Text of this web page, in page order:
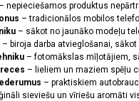
– nepieciešamos produktus
– tradicionālos mobilos
– sākot no jaunāko modeļu
– biroja darba atvieglošanai,
– fotomākslas mīļotājiem,
– lieliem un maziem spēļu
– praktiskiem
sieviešu un vīriešu aromāti